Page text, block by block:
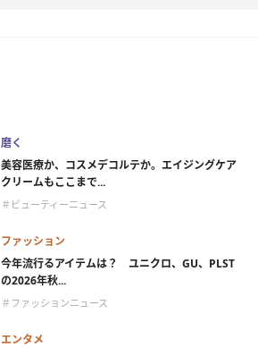
磨く
美容医療か、コスメデコルテか。エイジングケア
クリームもここまで...
＃ビューティーニュース
ファッション
今年流行るアイテムは？ ユニクロ、GU、PLST
の2026年秋...
＃ファッションニュース
エンタメ